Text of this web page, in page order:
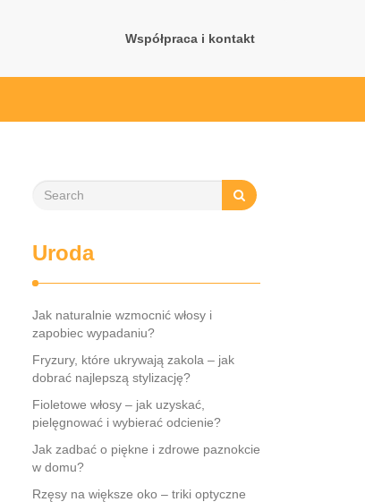
Współpraca i kontakt
Uroda
Jak naturalnie wzmocnić włosy i
zapobiec wypadaniu?
Fryzury, które ukrywają zakola – jak
dobrać najlepszą stylizację?
Fioletowe włosy – jak uzyskać,
pielęgnować i wybierać odcienie?
Jak zadbać o piękne i zdrowe paznokcie
w domu?
Rzęsy na większe oko – triki optyczne